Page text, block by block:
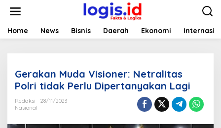
t
Home News Bisnis Daerah Ekonomi
Gerakan Muda Visioner: Netralitas
Polri tidak Perlu Dipertanyakan Lagi
Redaksi
28/11/2023
Nasional